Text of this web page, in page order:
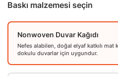
Baskı malzemesi seçin
Nonwoven Duvar Kağıdı
Nefes alabilen, doğal elyaf katkılı mat
dokulu duvarlar için uygundur.